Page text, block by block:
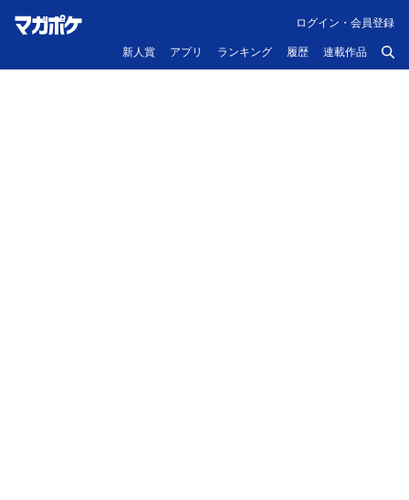
新人賞 アプリ ランキング 履歴 連載作品
ログイン・会員登録